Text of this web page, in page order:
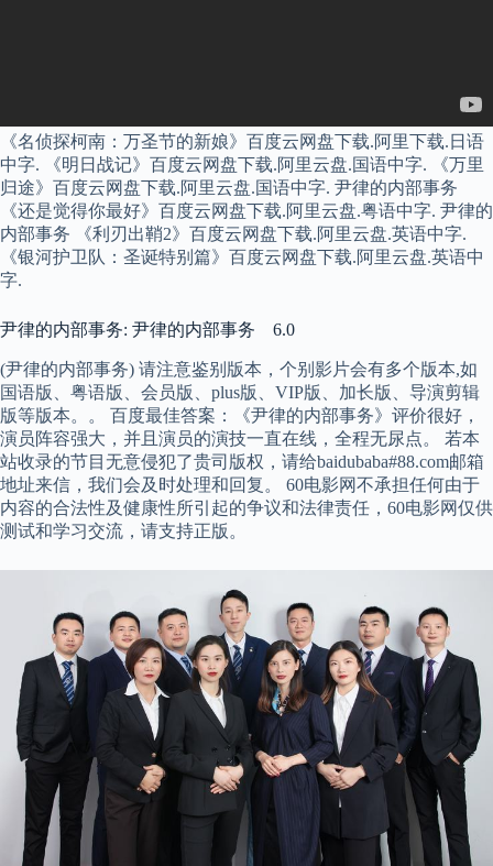
《名侦探柯南：万圣节的新娘》百度云网盘下载.阿里下载.日语
中字. 《明日战记》百度云网盘下载.阿里云盘.国语中字. 《万里
归途》百度云网盘下载.阿里云盘.国语中字. 尹律的内部事务
《还是觉得你最好》百度云网盘下载.阿里云盘.粤语中字. 尹律的
内部事务 《利刃出鞘2》百度云网盘下载.阿里云盘.英语中字.
《银河护卫队：圣诞特别篇》百度云网盘下载.阿里云盘.英语中
字.
尹律的内部事务: 尹律的内部事务 6.0
(尹律的内部事务) 请注意鉴别版本，个别影片会有多个版本,如
国语版、粤语版、会员版、plus版、VIP版、加长版、导演剪辑
版等版本。。 百度最佳答案：《尹律的内部事务》评价很好，
演员阵容强大，并且演员的演技一直在线，全程无尿点。 若本
站收录的节目无意侵犯了贵司版权，请给baidubaba#88.com邮箱
地址来信，我们会及时处理和回复。 60电影网不承担任何由于
内容的合法性及健康性所引起的争议和法律责任，60电影网仅供
测试和学习交流，请支持正版。